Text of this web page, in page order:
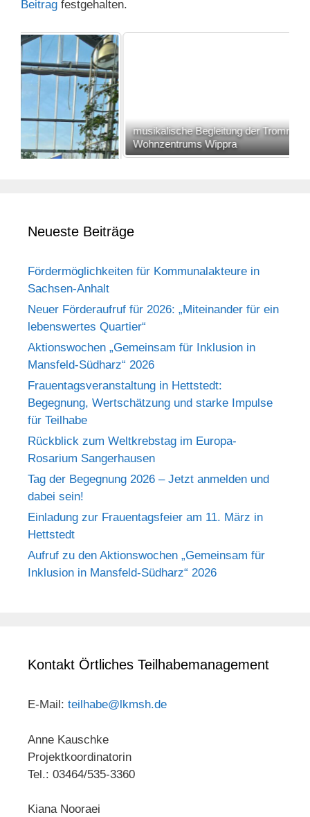
Beitrag festgehalten.
musikalische Begleitung der Trommlergruppe des
Wohnzentrums Wippra
Neueste Beiträge
Fördermöglichkeiten für Kommunalakteure in
Sachsen-Anhalt
Neuer Förderaufruf für 2026: „Miteinander für ein
lebenswertes Quartier“
Aktionswochen „Gemeinsam für Inklusion in
Mansfeld-Südharz“ 2026
Frauentagsveranstaltung in Hettstedt:
Begegnung, Wertschätzung und starke Impulse
für Teilhabe
Rückblick zum Weltkrebstag im Europa-
Rosarium Sangerhausen
Tag der Begegnung 2026 – Jetzt anmelden und
dabei sein!
Einladung zur Frauentagsfeier am 11. März in
Hettstedt
Aufruf zu den Aktionswochen „Gemeinsam für
Inklusion in Mansfeld-Südharz“ 2026
Kontakt Örtliches Teilhabemanagement
E-Mail: teilhabe@lkmsh.de
Anne Kauschke
Projektkoordinatorin
Tel.: 03464/535-3360
Kiana Nooraei